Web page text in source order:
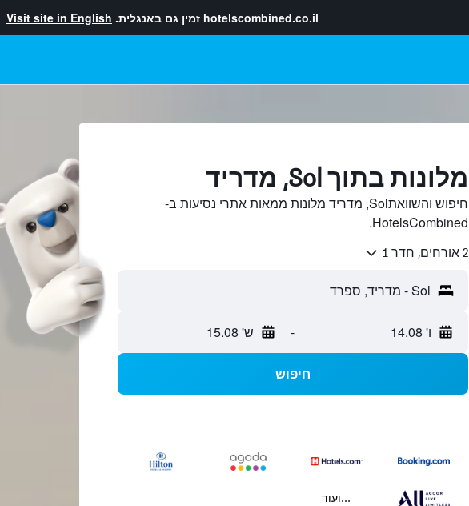
hotelscombined.co.il זמין גם באנגלית. Visit site in English
מלונות בתוך Sol, מדריד
חיפוש והשוואתSol, מדריד מלונות ממאות אתרי נסיעות ב-
HotelsCombined.
2 אורחים, חדר 1
ו' 14.08 - ש' 15.08
חיפוש
...ועוד